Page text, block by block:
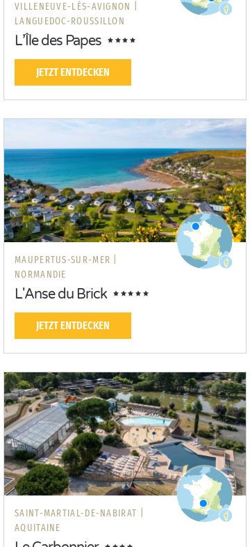
VILLENEUVE-LÈS-AVIGNON |
LANGUEDOC-ROUSSILLON
L’Île des Papes
JETZT ENTDECKEN
MAUPERTUS-SUR-MER |
NORMANDIE
L'Anse du Brick
JETZT ENTDECKEN
SAINT-MARTIAL-DE-NABIRAT |
AQUITAINE